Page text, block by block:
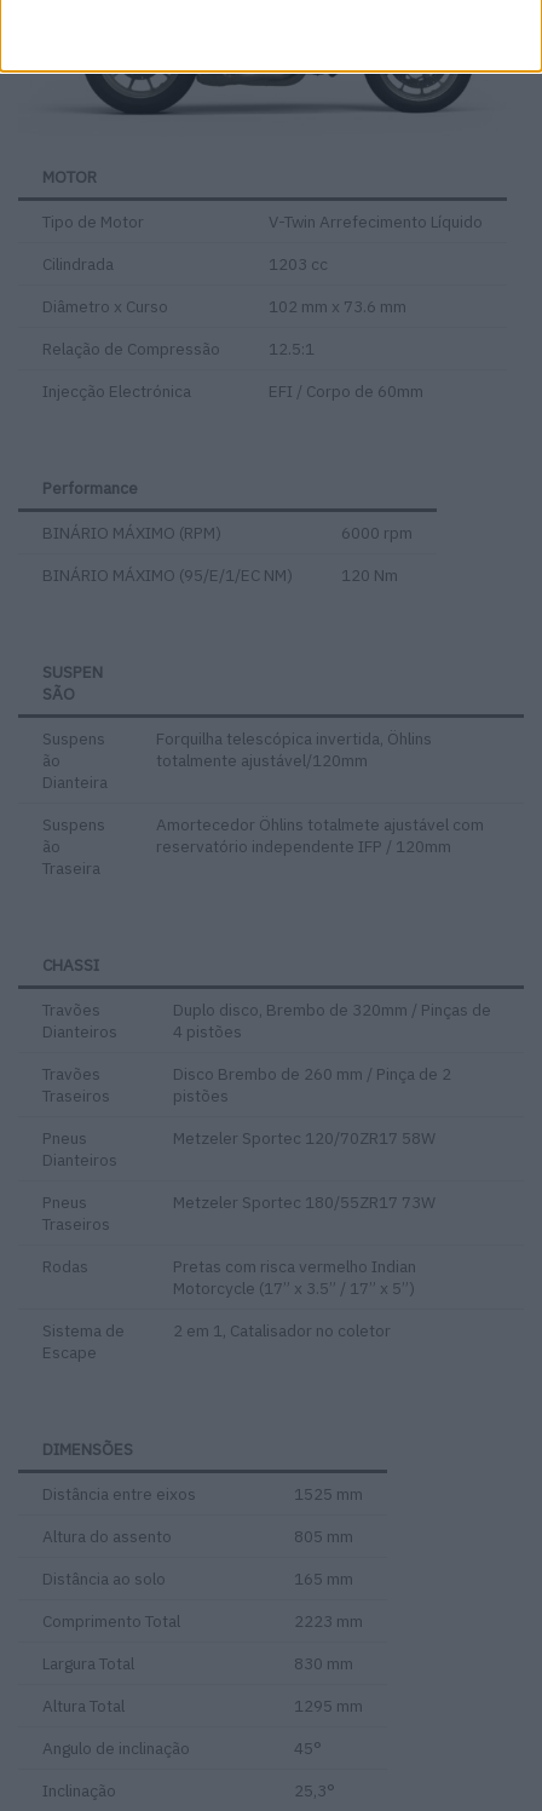
MOTOR
Tipo de Motor
V-Twin Arrefecimento Líquido
Cilindrada
1203 cc
Diâmetro x Curso
102 mm x 73.6 mm
Relação de Compressão
12.5:1
Injecção Electrónica
EFI / Corpo de 60mm
Performance
BINÁRIO MÁXIMO (RPM)
6000 rpm
BINÁRIO MÁXIMO (95/E/1/EC NM)
120 Nm
SUSPEN
SÃO
Suspens
ão
Dianteira
Forquilha telescópica invertida, Öhlins
totalmente ajustável/120mm
Suspens
ão
Traseira
Amortecedor Öhlins totalmete ajustável com
reservatório independente IFP / 120mm
CHASSI
Travões
Dianteiros
Duplo disco, Brembo de 320mm / Pinças de
4 pistões
Travões
Traseiros
Disco Brembo de 260 mm / Pinça de 2
pistões
Pneus
Dianteiros
Metzeler Sportec 120/70ZR17 58W
Pneus
Traseiros
Metzeler Sportec 180/55ZR17 73W
Rodas
Pretas com risca vermelho Indian
Motorcycle (17” x 3.5” / 17” x 5”)
Sistema de
Escape
2 em 1, Catalisador no coletor
DIMENSÕES
Distância entre eixos
1525 mm
Altura do assento
805 mm
Distância ao solo
165 mm
Comprimento Total
2223 mm
Largura Total
830 mm
Altura Total
1295 mm
Angulo de inclinação
45°
Inclinação
25,3°